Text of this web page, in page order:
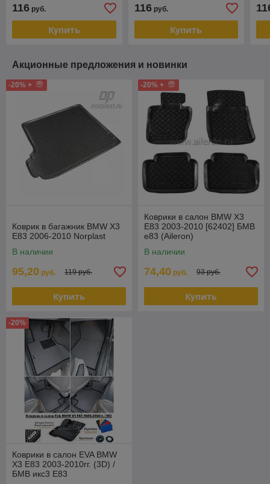
116 руб.
Купить
116руб.
Купить
Акционные предложения и новинки
-20% +
Коврик в багажник BMW X3
E83 2006-2010 Norplast
В наличии
95,20 руб. 119 руб.
Купить
-20% +
Коврики в салон BMW X3
E83 2003-2010 [62402] БМВ
е83 (Aileron)
В наличии
74,40 руб. 93 руб.
Купить
-20%
Коврики в салон EVA BMW
X3 E83 2003-2010гг. (3D) /
БМВ икс3 Е83